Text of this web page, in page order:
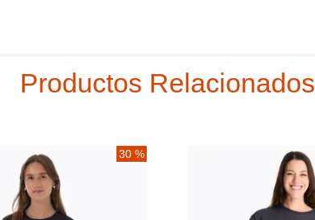
Productos Relacionados
30 %